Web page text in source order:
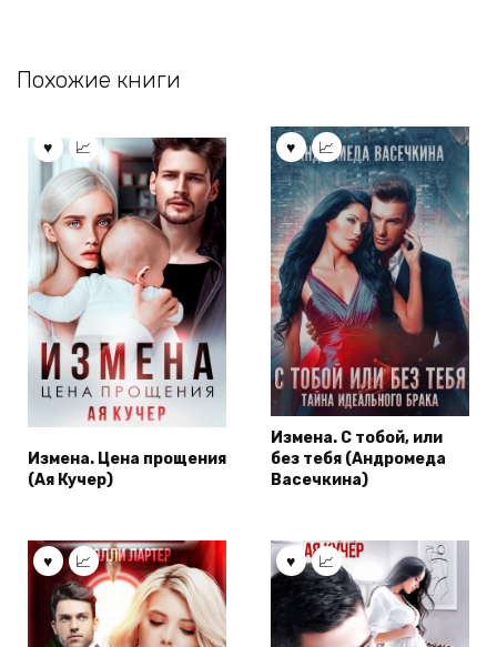
Похожие книги
Измена. Цена прощения
(Ая Кучер)
Измена. С тобой, или
без тебя (Андромеда
Васечкина)